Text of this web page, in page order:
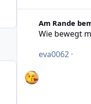
Am Rande
Wie bewegt
eva0062 ·